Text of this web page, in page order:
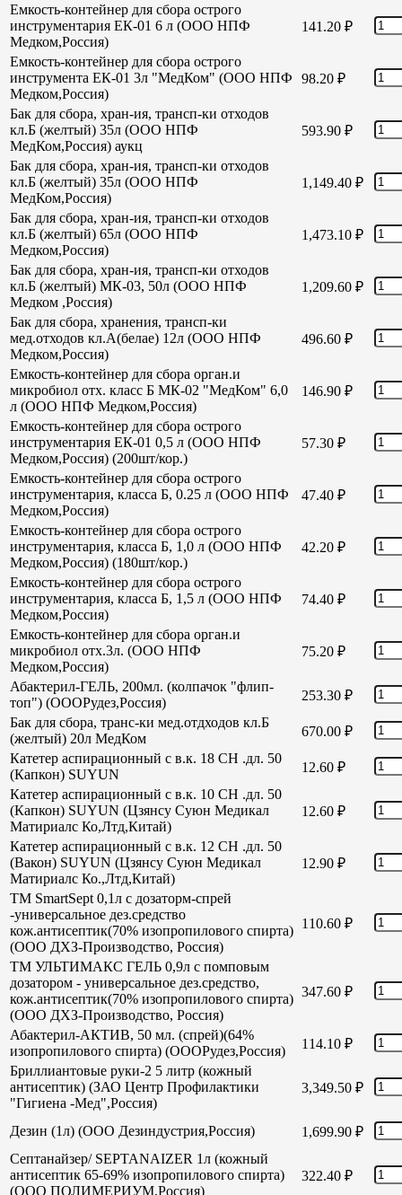
Емкость-контейнер для сбора острого
инструментария ЕК-01 6 л (ООО НПФ
Медком,Россия)
141.20 ₽
Емкость-контейнер для сбора острого
инструмента ЕК-01 3л "МедКом" (ООО НПФ
Медком,Россия)
98.20 ₽
Бак для сбора, хран-ия, трансп-ки отходов
кл.Б (желтый) 35л (ООО НПФ
МедКом,Россия) аукц
593.90 ₽
Бак для сбора, хран-ия, трансп-ки отходов
кл.Б (желтый) 35л (ООО НПФ
МедКом,Россия)
1,149.40 ₽
Бак для сбора, хран-ия, трансп-ки отходов
кл.Б (желтый) 65л (ООО НПФ
Медком,Россия)
1,473.10 ₽
Бак для сбора, хран-ия, трансп-ки отходов
кл.Б (желтый) МК-03, 50л (ООО НПФ
Медком ,Россия)
1,209.60 ₽
Бак для сбора, хранения, трансп-ки
мед.отходов кл.А(белае) 12л (ООО НПФ
Медком,Россия)
496.60 ₽
Емкость-контейнер для сбора орган.и
микробиол отх. класс Б МК-02 "МедКом" 6,0
л (ООО НПФ Медком,Россия)
146.90 ₽
Емкость-контейнер для сбора острого
инструментария ЕК-01 0,5 л (ООО НПФ
Медком,Россия) (200шт/кор.)
57.30 ₽
Емкость-контейнер для сбора острого
инструментария, класса Б, 0.25 л (ООО НПФ
Медком,Россия)
47.40 ₽
Емкость-контейнер для сбора острого
инструментария, класса Б, 1,0 л (ООО НПФ
Медком,Россия) (180шт/кор.)
42.20 ₽
Емкость-контейнер для сбора острого
инструментария, класса Б, 1,5 л (ООО НПФ
Медком,Россия)
74.40 ₽
Емкость-контейнер для сбора орган.и
микробиол отх.3л. (ООО НПФ
Медком,Россия)
75.20 ₽
Абактерил-ГЕЛЬ, 200мл. (колпачок "флип-
топ") (ОООРудез,Россия)
253.30 ₽
Бак для сбора, транс-ки мед.отдходов кл.Б
(желтый) 20л МедКом
670.00 ₽
Катетер аспирационный с в.к. 18 СН .дл. 50
(Капкон) SUYUN
12.60 ₽
Катетер аспирационный с в.к. 10 СН .дл. 50
(Капкон) SUYUN (Цзянсу Суюн Медикал
Матириалс Ко,Лтд,Китай)
12.60 ₽
Катетер аспирационный с в.к. 12 СН .дл. 50
(Вакон) SUYUN (Цзянсу Суюн Медикал
Матириалс Ко.,Лтд,Китай)
12.90 ₽
TM SmartSept 0,1л с дозаторм-спрей
-универсальное дез.средство
кож.антисептик(70% изопропилового спирта)
(ООО ДХЗ-Производство, Россия)
110.60 ₽
TM УЛЬТИМАКС ГЕЛЬ 0,9л с помповым
дозатором - универсальное дез.средство,
кож.антисептик(70% изопропилового спирта)
(ООО ДХЗ-Производство, Россия)
347.60 ₽
Абактерил-АКТИВ, 50 мл. (спрей)(64%
изопропилового спирта) (ОООРудез,Россия)
114.10 ₽
Бриллиантовые руки-2 5 литр (кожный
антисептик) (ЗАО Центр Профилактики
"Гигиена -Мед",Россия)
3,349.50 ₽
Дезин (1л) (ООО Дезиндустрия,Россия) 1,699.90 ₽
Септанайзер/ SEPTANAIZER 1л (кожный
антисептик 65-69% изопропилового спирта)
(ООО ПОЛИМЕРИУМ,Россия)
322.40 ₽